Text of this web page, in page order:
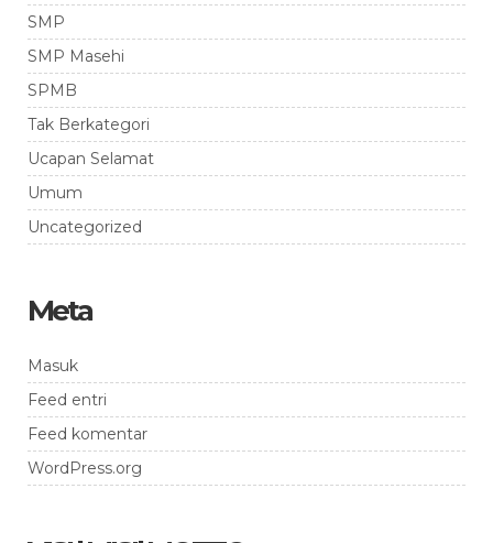
SMP
SMP Masehi
SPMB
Tak Berkategori
Ucapan Selamat
Umum
Uncategorized
Meta
Masuk
Feed entri
Feed komentar
WordPress.org